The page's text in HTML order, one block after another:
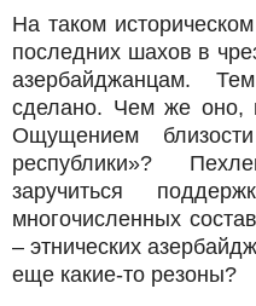
На таком
последних шахов в
азербайджанцам.
сделано. Чем же оно,
Ощущением близости
республики»?
заручиться
многочисленных
– этнических
еще какие-то резоны?